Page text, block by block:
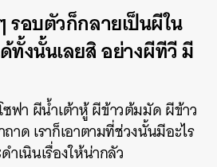
อบตัวก็กลายเป็นผีใน
ทั้งนั้นเลยสิ อย่างผีทีวี มี
ซฟา ผีน้ำเต้าหู้ ผีข้าวต้มมัด ผีข้าว
ด เราก็เอาตามที่ช่วงนั้นมีอะไร
เนินเรื่องให้น่ากลัว